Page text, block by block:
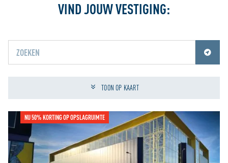
VIND JOUW VESTIGING:
Schakel jouw locatiediensten in om deze functie te gebruiken.
TOON OP KAART
NU 50% KORTING OP OPSLAGRUIMTE